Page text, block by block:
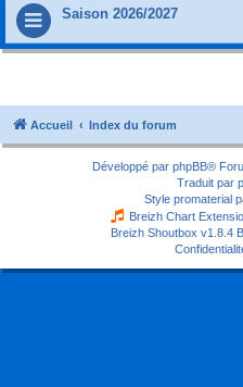
Saison 2026/2027
Accueil Index du forum
Développé par phpBB®
Traduit par
Style promaterial
Breizh Chart
Breizh Shoutbox v1.8.4